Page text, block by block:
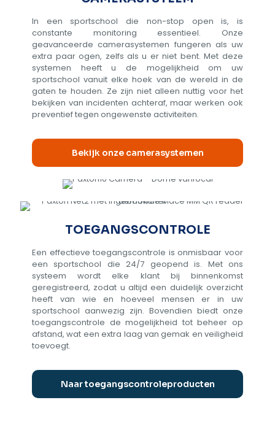
In een sportschool die non-stop open is, is
constante monitoring essentieel. Onze
geavanceerde camerasystemen fungeren als uw
extra paar ogen, zelfs als u er niet bent. Met deze
systemen heeft u de mogelijkheid om uw
sportschool vanuit elke hoek van de wereld in de
gaten te houden. Ze zijn niet alleen nuttig voor het
bekijken van incidenten achteraf, maar werken ook
preventief tegen ongewenste activiteiten.
Bekijk onze camerasystemen
TOEGANGSCONTROLE
Een effectieve toegangscontrole is onmisbaar voor
een sportschool die 24/7 geopend is. Met ons
systeem wordt elke klant bij binnenkomst
geregistreerd, zodat u altijd een duidelijk overzicht
heeft van wie en hoeveel mensen er in uw
sportschool aanwezig zijn. Bovendien biedt onze
toegangscontrole de mogelijkheid tot beheer op
afstand, wat een extra laag van gemak en veiligheid
toevoegt.
Naar toegangscontroleproducten